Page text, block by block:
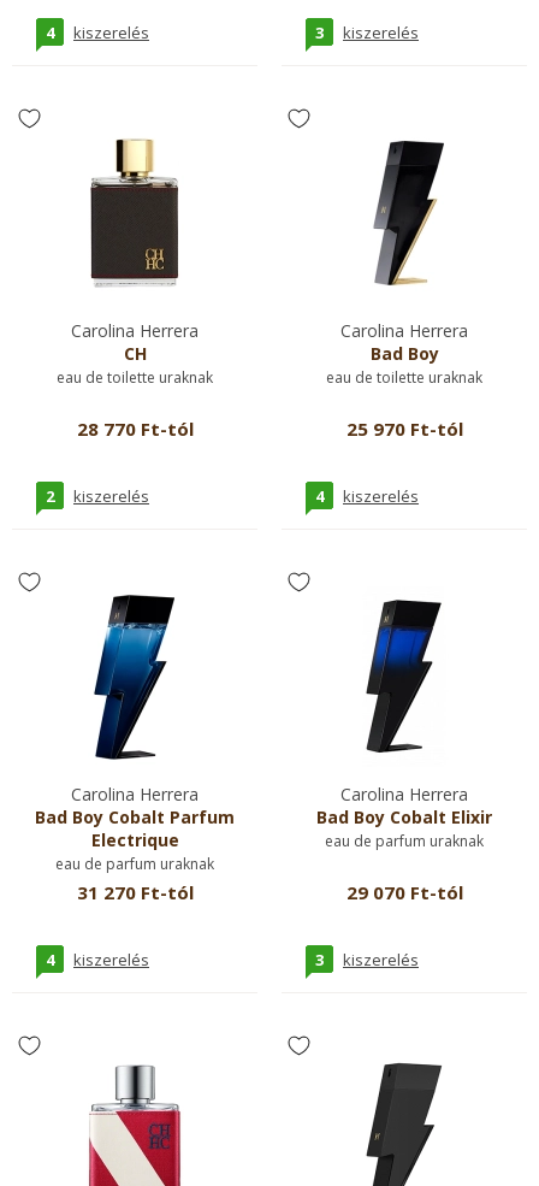
4 kiszerelés 3 kiszerelés
Carolina Herrera
CH
eau de toilette uraknak
28 770 Ft-tól
2 kiszerelés
Carolina Herrera
Bad Boy
eau de toilette uraknak
25 970 Ft-tól
4 kiszerelés
Carolina Herrera
Bad Boy Cobalt Parfum
Electrique
eau de parfum uraknak
31 270 Ft-tól
4 kiszerelés
Carolina Herrera
Bad Boy Cobalt Elixir
eau de parfum uraknak
29 070 Ft-tól
3 kiszerelés